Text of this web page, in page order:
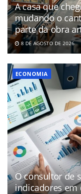
A casa que
mudando o
parte da obra
8 DE AGOSTO DE 2026
ECONOMIA
O consultor de
indicadores em